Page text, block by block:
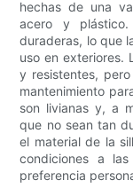
hechas de una
acero y
duraderas, lo que
uso en exteriores.
y resistentes,
mantenimiento
son livianas y, a
que no sean tan
el material de la
condiciones a
preferencia